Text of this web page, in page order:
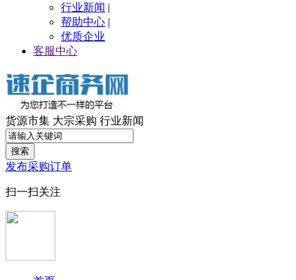
行业新闻 |
帮助中心 |
优质企业
客服中心
货源市集 大宗采购 行业新闻
搜索
发布采购订单
扫一扫关注